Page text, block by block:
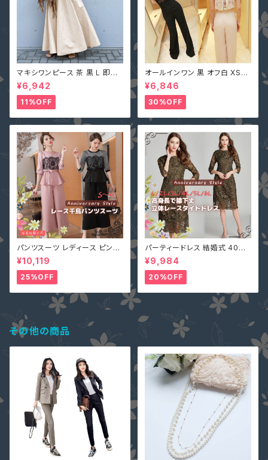
マキシワンピース 茶 黒 L 即納
オフベージュレディース Vネック
nclq496 ロング ギャザー フレ
アー ノースリーブ 夏 森ガール
袖なし
¥6,942
11%OFF
オールインワン 黒 オフ白 XS-X
L 即納 パンツドレス 襟ビジュー
フェイクパール レース シースル
ー ホルターネック 背中開き オ
フホワイト 無地 2161366
¥6,846
30%OFF
パンツスーツ レディース ピンク
2L (L寄り) 3L 即納 S M L 4L
黒 XZ-X99616 レース 七分袖
ガウチョパンツ ペプラム リボン
¥10,119
25%OFF
パーティードレス 結婚式 40代
大きいサイズ オリーブ L(S寄り
M) 5L 即納 2L 3L 4L 6L MD
-1164467 袖あり 七分袖 花柄
刺繍 総レース ワンピース タイ
ト Aライン 春
¥9,984
20%OFF
その他の商品